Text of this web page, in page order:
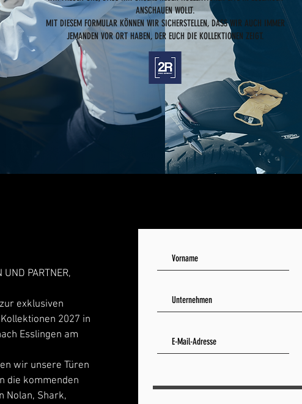
ANSCHAUEN WOLLT.
MIT DIESEM FORMULAR KÖNNEN WIR SICHERSTELLEN, DASS WIR AUCH IMMER
JEMANDEN VOR ORT HABEN, DER EUCH DIE KOLLEKTIONEN ZEIGT.
UND PARTNER,
exklusiven
2027 in
Esslingen am
wir unsere Türen
die kommenden
Nolan, Shark,